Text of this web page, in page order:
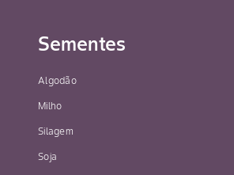
Sementes
Algodão
Milho
Silagem
Soja